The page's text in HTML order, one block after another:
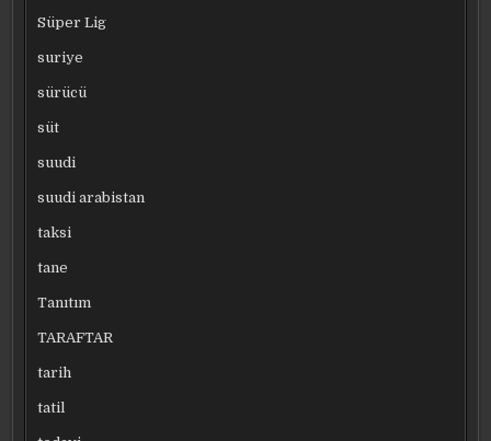
Süper Lig
suriye
sürücü
süt
suudi
suudi arabistan
taksi
tane
Tanıtım
TARAFTAR
tarih
tatil